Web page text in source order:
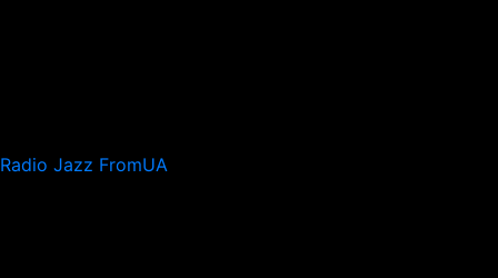
Radio Jazz FromUA